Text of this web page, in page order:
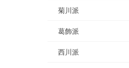
菊川派
葛飾派
西川派